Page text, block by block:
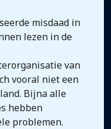
misdaad in
lezen in de
van
vooral niet een
Bijna alle
hebben
problemen.